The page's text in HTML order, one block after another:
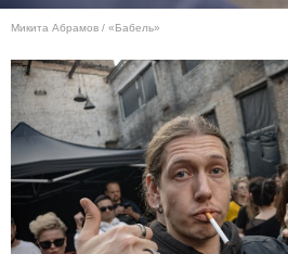
Микита Абрамов / «Бабель»